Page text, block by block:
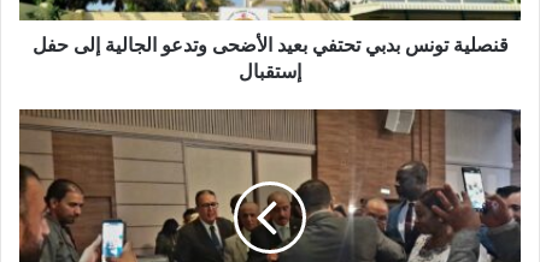
قنصلية تونس بدبي تحتفي بعيد الأضحى وتدعو الجالية إلى حفل
إستقبال